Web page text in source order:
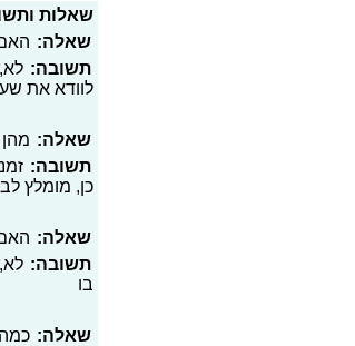
שאלות
שאלה:
תשובה:
לוודא את
שאלה:
תשובה:
כן, מומלץ
שאלה:
תשובה:
בו
שאלה: